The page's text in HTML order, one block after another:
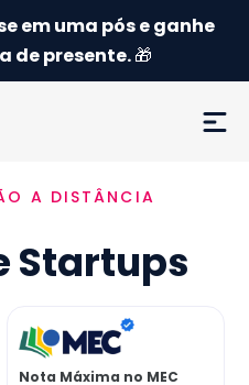
em uma pós e ganhe
de presente.🎁
A DISTÂNCIA
Startups
Nota Máxima no MEC